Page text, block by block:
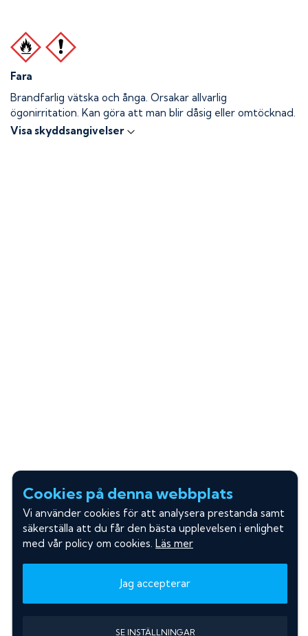
Fara
Brandfarlig vätska och ånga. Orsakar allvarlig
ögonirritation. Kan göra att man blir dåsig eller omtöcknad.
Visa skyddsangivelser
Cookies på denna webbplats
Vi använder cookies för att analysera prestanda samt
säkerställa att du får den bästa upplevelsen i enlighet
med vår policy om cookies. Läs mer
Jag accepterar
SE INSTÄLLNINGAR